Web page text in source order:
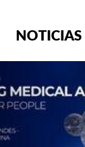
NOTICIAS